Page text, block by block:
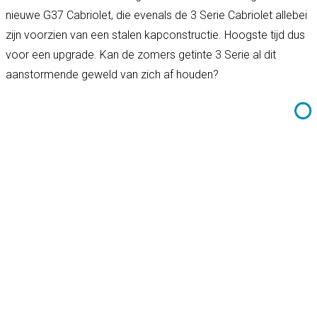
nieuwe G37 Cabriolet, die evenals de 3 Serie Cabriolet allebei
zijn voorzien van een stalen kapconstructie. Hoogste tijd dus
voor een upgrade. Kan de zomers getinte 3 Serie al dit
aanstormende geweld van zich af houden?